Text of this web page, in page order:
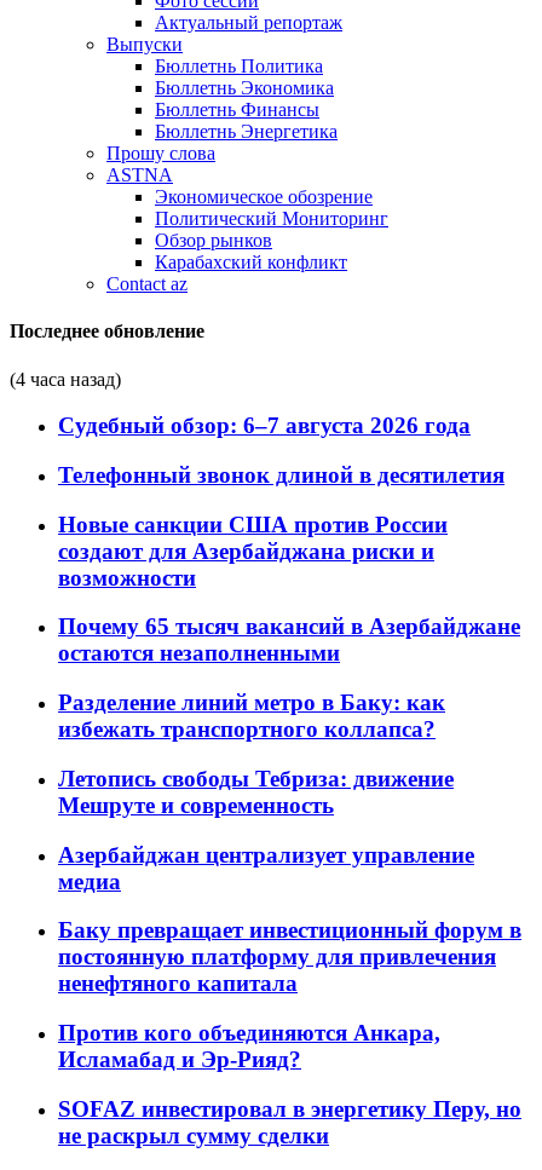
Актуальный репортаж
Выпуски
Бюллетнь Политика
Бюллетнь Экономика
Бюллетнь Финансы
Бюллетнь Энергетика
Прошу слова
ASTNA
Экономическое обозрение
Политический Мониторинг
Обзор рынков
Карабахский конфликт
Contact az
Последнее обновление
(4 часа назад)
Судебный обзор: 6–7 августа 2026 года
Телефонный звонок длиной в десятилетия
Новые санкции США против России
создают для Азербайджана риски и
возможности
Почему 65 тысяч вакансий в Азербайджане
остаются незаполненными
Разделение линий метро в Баку: как
избежать транспортного коллапса?
Летопись свободы Тебриза: движение
Мешруте и современность
Азербайджан централизует управление
медиа
Баку превращает инвестиционный форум в
постоянную платформу для привлечения
ненефтяного капитала
Против кого объединяются Анкара,
Исламабад и Эр-Рияд?
SOFAZ инвестировал в энергетику Перу, но
не раскрыл сумму сделки